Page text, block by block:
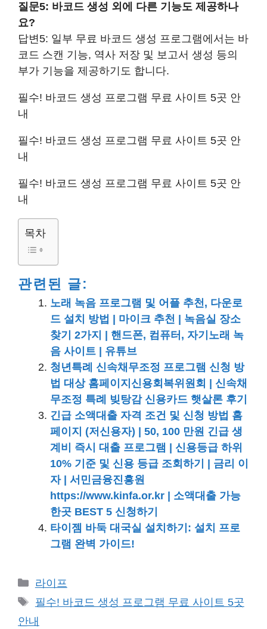
질문5: 바코드 생성 외에 다른 기능도 제공하나
요?
답변5: 일부 무료 바코드 생성 프로그램에서는 바
코드 스캔 기능, 역사 저장 및 보고서 생성 등의
부가 기능을 제공하기도 합니다.
필수! 바코드 생성 프로그램 무료 사이트 5곳 안
내
필수! 바코드 생성 프로그램 무료 사이트 5곳 안
내
필수! 바코드 생성 프로그램 무료 사이트 5곳 안
내
목차
관련된 글:
노래 녹음 프로그램 및 어플 추천, 다운로
드 설치 방법 | 마이크 추천 | 녹음실 장소
찾기 2가지 | 핸드폰, 컴퓨터, 자기노래 녹
음 사이트 | 유튜브
청년특례 신속채무조정 프로그램 신청 방
법 대상 홈페이지신용회복위원회 | 신속채
무조정 특례 빚탕감 신용카드 햇살론 후기
긴급 소액대출 자격 조건 및 신청 방법 홈
페이지 (저신용자) | 50, 100 만원 긴급 생
계비 즉시 대출 프로그램 | 신용등급 하위
10% 기준 및 신용 등급 조회하기 | 금리 이
자 | 서민금융진흥원
https://www.kinfa.or.kr | 소액대출 가능
한곳 BEST 5 신청하기
타이젬 바둑 대국실 설치하기: 설치 프로
그램 완벽 가이드!
카
테
라이프
태
그
필수! 바코드 생성 프로그램 무료 사이트 5곳
안내